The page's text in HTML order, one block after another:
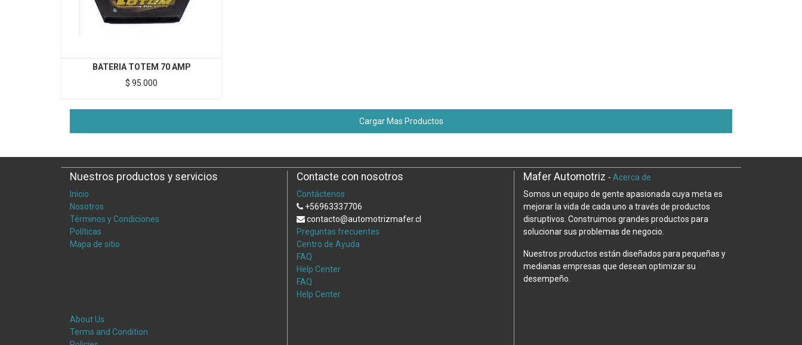
BATERIA TOTEM 70 AMP
$ 95.000
Cargar Mas Productos
Nuestros productos y servicios
Inicio
Nosotros
Términos y Condiciones
Políticas
Mapa de sitio
About Us
Terms and Condition
Contacte con nosotros
Contáctenos
+56963337706
contacto@automotrizmafer.cl
Preguntas frecuentes
Centro de Ayuda
FAQ
Help Center
FAQ
Help Center
Mafer Automotriz - Acerca de
Somos un equipo de gente apasionada cuya meta es
mejorar la vida de cada uno a través de productos
disruptivos. Construimos grandes productos para
solucionar sus problemas de negocio.
Nuestros productos están diseñados para pequeñas y
medianas empresas que desean optimizar su
desempeño.